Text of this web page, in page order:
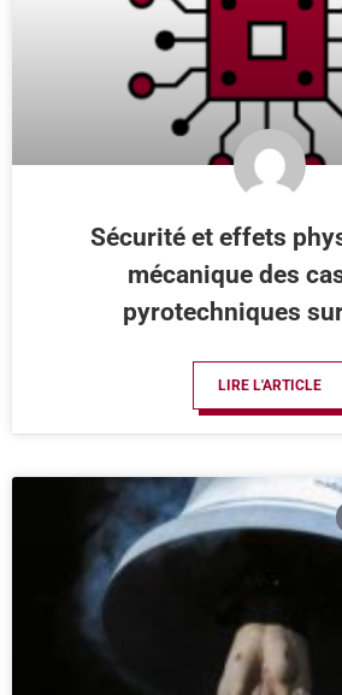
Sécurité et effets
mécanique des
pyrotechniques
LIRE L'ARTICLE